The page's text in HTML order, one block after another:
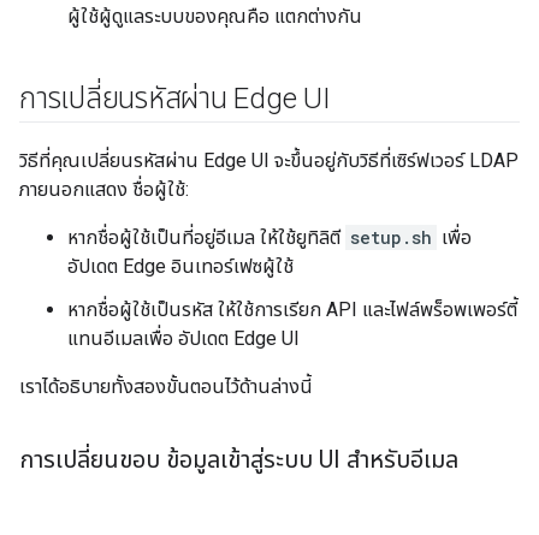
ผู้ใช้ผู้ดูแลระบบของคุณคือ แตกต่างกัน
การเปลี่ยนรหัสผ่าน Edge UI
วิธีที่คุณเปลี่ยนรหัสผ่าน Edge UI จะขึ้นอยู่กับวิธีที่เซิร์ฟเวอร์ LDAP
ภายนอกแสดง ชื่อผู้ใช้:
หากชื่อผู้ใช้เป็นที่อยู่อีเมล ให้ใช้ยูทิลิตี setup.sh เพื่อ
อัปเดต Edge อินเทอร์เฟซผู้ใช้
หากชื่อผู้ใช้เป็นรหัส ให้ใช้การเรียก API และไฟล์พร็อพเพอร์ตี้
แทนอีเมลเพื่อ อัปเดต Edge UI
เราได้อธิบายทั้งสองขั้นตอนไว้ด้านล่างนี้
การเปลี่ยนขอบ ข้อมูลเข้าสู่ระบบ UI สำหรับอีเมล